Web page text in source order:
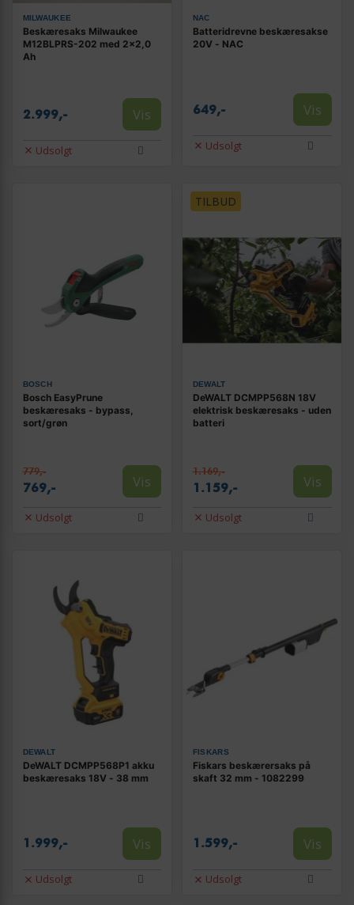
MILWAUKEE
Beskæresaks Milwaukee
M12BLPRS-202 med 2×2,0
Ah
2.999,- Vis
Udsolgt
NAC
Batteridrevne beskæresakse
20V - NAC
649,- Vis
Udsolgt
BOSCH
Bosch EasyPrune
beskæresaks - bypass,
sort/grøn
779,-
769,- Vis
Udsolgt
TILBUD
DEWALT
DeWALT DCMPP568N 18V
elektrisk beskæresaks - uden
batteri
1.169,-
1.159,- Vis
Udsolgt
DEWALT
DeWALT DCMPP568P1 akku
beskæresaks 18V - 38 mm
1.999,- Vis
Udsolgt
FISKARS
Fiskars beskærersaks på
skaft 32 mm - 1082299
1.599,- Vis
Udsolgt